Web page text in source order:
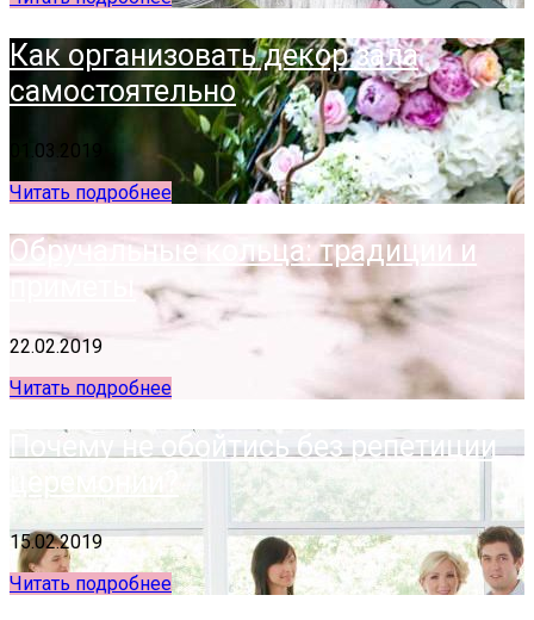
Как организовать декор зала
самостоятельно
01.03.2019
Читать подробнее
Обручальные кольца: традиции и
приметы
22.02.2019
Читать подробнее
Почему не обойтись без репетиции
церемонии?
15.02.2019
Читать подробнее